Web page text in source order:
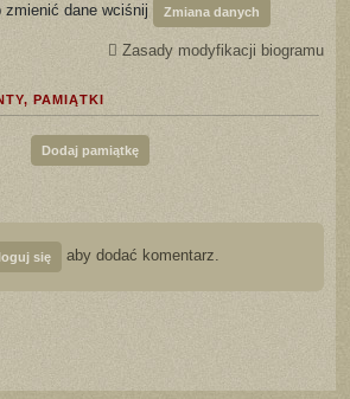
zmienić dane wciśnij
Zmiana danych
Zasady modyfikacji biogramu
PAMIĄTKI
Dodaj pamiątkę
się aby dodać komentarz.